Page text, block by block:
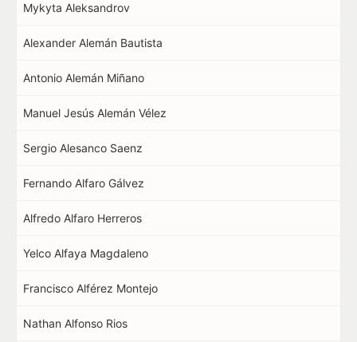
Mykyta Aleksandrov
Alexander Alemán Bautista
Antonio Alemán Miñano
Manuel Jesús Alemán Vélez
Sergio Alesanco Saenz
Fernando Alfaro Gálvez
Alfredo Alfaro Herreros
Yelco Alfaya Magdaleno
Francisco Alférez Montejo
Nathan Alfonso Rios